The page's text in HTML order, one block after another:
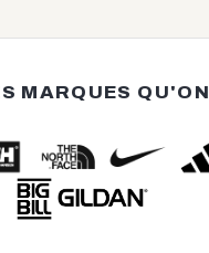
MARQUES QU'ON